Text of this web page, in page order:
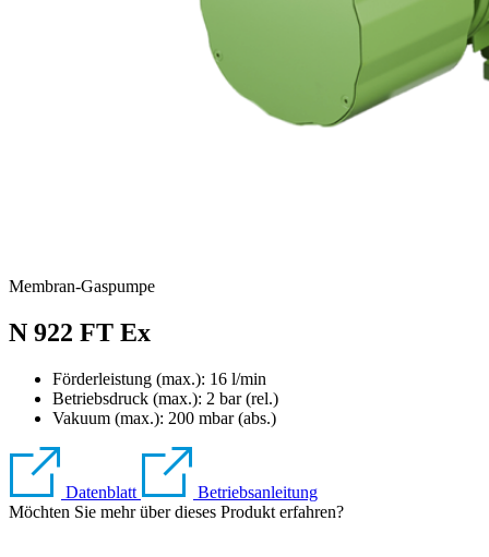
Membran-Gaspumpe
N 922 FT Ex
Förderleistung (max.): 16 l/min
Betriebsdruck (max.): 2 bar (rel.)
Vakuum (max.): 200 mbar (abs.)
Datenblatt
Betriebsanleitung
Möchten Sie mehr über dieses Produkt erfahren?